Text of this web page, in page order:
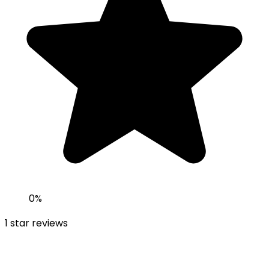
0%
1 star reviews